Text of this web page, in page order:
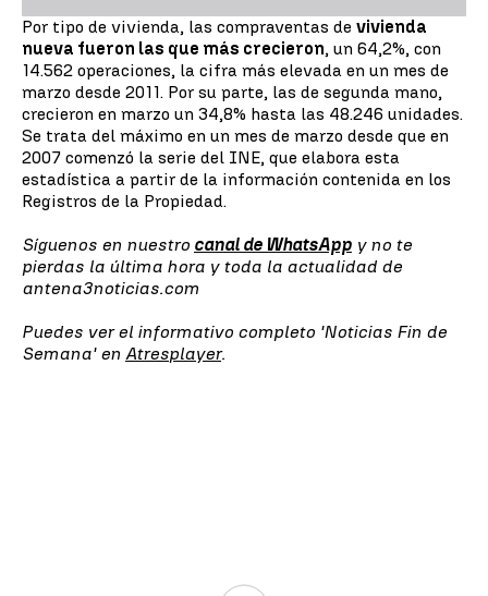
Por tipo de vivienda, las compraventas de vivienda
nueva fueron las que más crecieron, un 64,2%, con
14.562 operaciones, la cifra más elevada en un mes de
marzo desde 2011. Por su parte, las de segunda mano,
crecieron en marzo un 34,8% hasta las 48.246 unidades.
Se trata del máximo en un mes de marzo desde que en
2007 comenzó la serie del INE, que elabora esta
estadística a partir de la información contenida en los
Registros de la Propiedad.
Síguenos en nuestro canal de WhatsApp y no te
pierdas la última hora y toda la actualidad de
antena3noticias.com
Puedes ver el informativo completo 'Noticias Fin de
Semana' en Atresplayer.